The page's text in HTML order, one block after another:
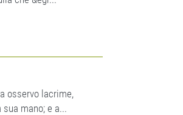
osservo lacrime,
mano; e a...